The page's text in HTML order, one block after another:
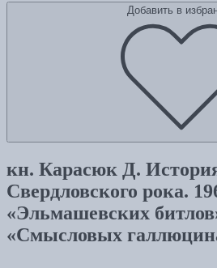
Добавить в
кн. Карасюк Д.
Свердловского рока.
«Эльмашевских
«Смысловых